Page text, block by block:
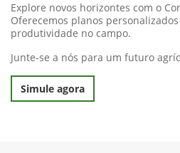
Explore novos horizontes com o
Oferecemos planos
produtividade no campo.
Junte-se a nós para um futuro
Simule agora